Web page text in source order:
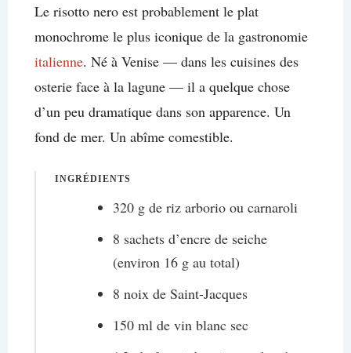
Le risotto nero est probablement le plat
monochrome le plus iconique de la gastronomie
italienne. Né à Venise — dans les cuisines des
osterie face à la lagune — il a quelque chose
d’un peu dramatique dans son apparence. Un
fond de mer. Un abîme comestible.
INGRÉDIENTS
320 g de riz arborio ou carnaroli
8 sachets d’encre de seiche
(environ 16 g au total)
8 noix de Saint-Jacques
150 ml de vin blanc sec